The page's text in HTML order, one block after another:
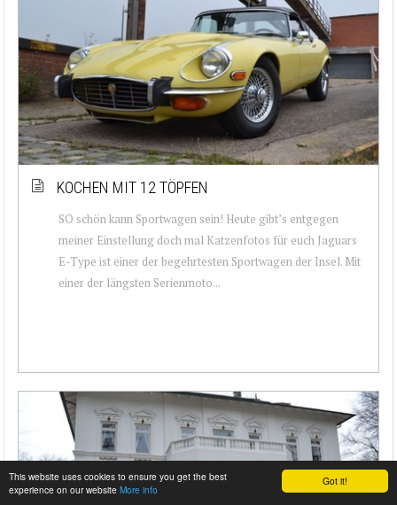
Got it!
This website uses cookies to ensure you get the best
experience on our website More info
KOCHEN MIT 12 TÖPFEN
SO schön kann Sportwagen sein! Heute gibt’s entgegen
meiner Einstellung doch mal Katzenfotos für euch Jaguars
E-Type ist einer der begehrtesten Sportwagen der Insel. Mit
einer der längsten Serienmoto...